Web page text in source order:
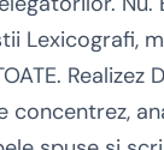
Lexicografi,
Realizez
concentrez,